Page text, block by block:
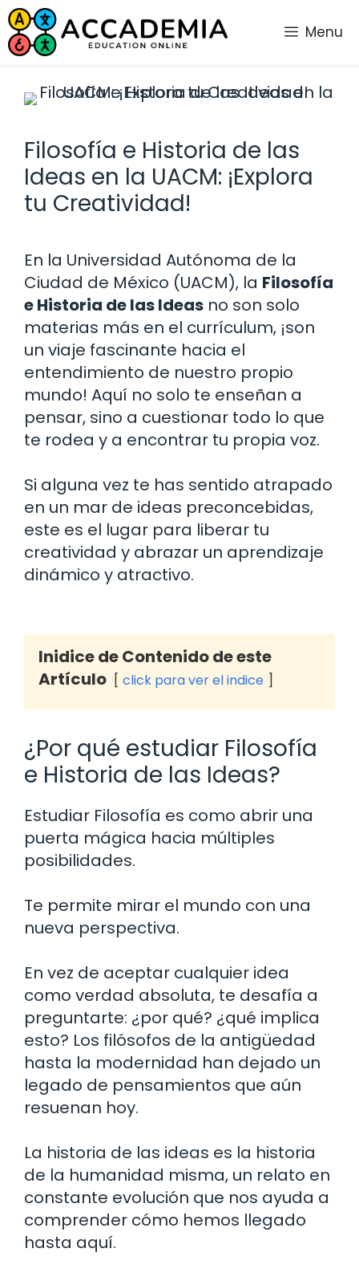
Saltar
al
contenido
Menu
Filosofía e Historia de las
Ideas en la UACM: ¡Explora
tu Creatividad!
En la Universidad Autónoma de la
Ciudad de México (UACM), la Filosofía
e Historia de las Ideas no son solo
materias más en el currículum, ¡son
un viaje fascinante hacia el
entendimiento de nuestro propio
mundo! Aquí no solo te enseñan a
pensar, sino a cuestionar todo lo que
te rodea y a encontrar tu propia voz.
Si alguna vez te has sentido atrapado
en un mar de ideas preconcebidas,
este es el lugar para liberar tu
creatividad y abrazar un aprendizaje
dinámico y atractivo.
Inidice de Contenido de este
Artículo
click para ver el indice
¿Por qué estudiar Filosofía
e Historia de las Ideas?
Estudiar Filosofía es como abrir una
puerta mágica hacia múltiples
posibilidades.
Te permite mirar el mundo con una
nueva perspectiva.
En vez de aceptar cualquier idea
como verdad absoluta, te desafía a
preguntarte: ¿por qué? ¿qué implica
esto? Los filósofos de la antigüedad
hasta la modernidad han dejado un
legado de pensamientos que aún
resuenan hoy.
La historia de las ideas es la historia
de la humanidad misma, un relato en
constante evolución que nos ayuda a
comprender cómo hemos llegado
hasta aquí.